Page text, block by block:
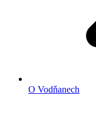
O Vodňanech